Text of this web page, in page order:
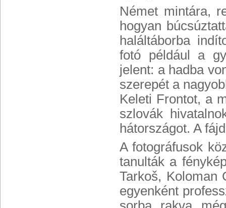
Német mintára,
hogyan
haláltáborba
fotó például a
jelent: a hadba
szerepét a
Keleti Frontot, a
szlovák
hátországot. A
A fotográfusok
tanulták a
Tarkoš, Koloman
egyenként